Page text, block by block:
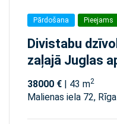
Pārdošana Pieejams
Divistabu
zaļajā Juglas
38000 € | 43 m2
Malienas iela 72, Rīga